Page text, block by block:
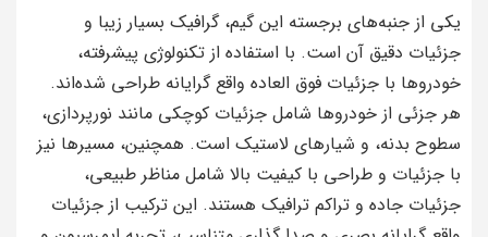
یکی از جنبه‌های برجسته این گیم، گرافیک بسیار زیبا و
جزئیات دقیق آن است. با استفاده از تکنولوژی پیشرفته،
خودروها با جزئیات فوق‌ العاده واقع‌ گرایانه طراحی شده‌اند.
هر جزئی از خودروها شامل جزئیات کوچکی مانند نورپردازی،
سطوح بدنه، و شیارهای لاستیک است. همچنین، مسیرها نیز
با جزئیات و طراحی با کیفیت بالا شامل مناظر طبیعی،
جزئیات جاده و تراکم ترافیک هستند. این ترکیب از جزئیات